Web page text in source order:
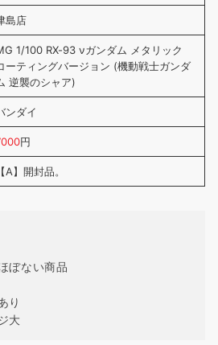
島店
1/100 RX-93 νガンダム メタリック
ーティングバージョン (機動戦士ガンダ
逆襲のシャア)
ンダイ
円
【A】開封品。
ぼない商品
り
大